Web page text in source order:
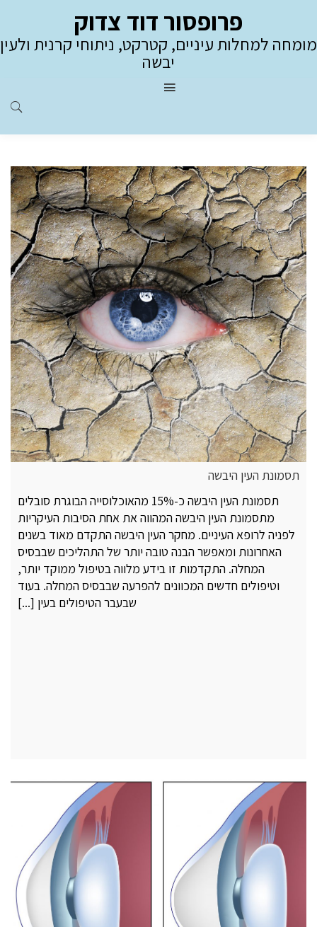
פרופסור דוד צדוק
מומחה למחלות עיניים, קטרקט, ניתוחי קרנית ולעין
יבשה
תסמונת העין היבשה
תסמונת העין היבשה כ-15% מהאוכלוסייה הבוגרת סובלים
מתסמונת העין היבשה המהווה את אחת הסיבות העיקריות
לפניה לרופא העיניים. מחקר העין היבשה התקדם מאוד בשנים
האחרונות ומאפשר הבנה טובה יותר של התהליכים שבבסיס
המחלה. התקדמות זו בידע מלווה בטיפול ממוקד יותר,
וטיפולים חדשים המכוונים להפרעה שבבסיס המחלה. בעוד
שבעבר הטיפולים בעין [...]